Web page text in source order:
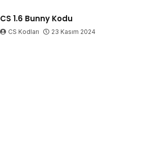
CS 1.6 Bunny Kodu
CS Kodları 23 Kasım 2024